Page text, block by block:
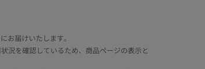
お届けいたします。
況を確認しているため、商品ページの表示と